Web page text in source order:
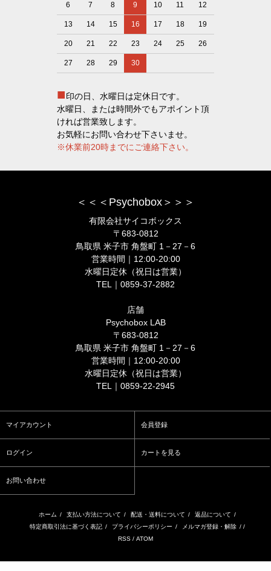
6 7 8 9 10 11 12
13 14 15 16 17 18 19
20 21 22 23 24 25 26
27 28 29 30
■印の日、水曜日は定休日です。
水曜日、または時間外でもアポイント頂
ければ営業致します。
お気軽にお問い合わせ下さいませ。
※休業前20時までにご連絡下さい。
＜＜＜Psychobox＞＞＞
有限会社サイコボックス
〒683-0812
鳥取県 米子市 角盤町 1－27－6
営業時間｜12:00-20:00
水曜日定休（祝日は営業）
TEL｜0859-37-2882
店舗
Psychobox LAB
〒683-0812
鳥取県 米子市 角盤町 1－27－6
営業時間｜12:00-20:00
水曜日定休（祝日は営業）
TEL｜0859-22-2945
マイアカウント 会員登録
ログイン カートを見る
お問い合わせ
ホーム / 支払い方法について / 配送・送料について / 返品について /
特定商取引法に基づく表記 / プライバシーポリシー / メルマガ登録・解除 / /
RSS / ATOM